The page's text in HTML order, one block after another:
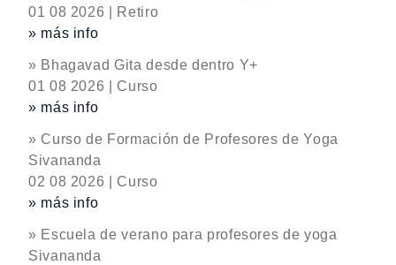
01 08 2026 | Retiro
» más info
» Bhagavad Gita desde dentro Y+
01 08 2026 | Curso
» más info
» Curso de Formación de Profesores de Yoga
Sivananda
02 08 2026 | Curso
» más info
» Escuela de verano para profesores de yoga
Sivananda